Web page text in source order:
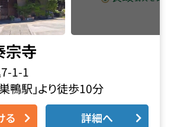
宗寺
1-1
鴨駅」より徒歩10分
る 詳細へ